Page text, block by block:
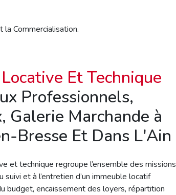
Commercialisation.
Locative Et Technique
Professionnels,
Galerie Marchande à
Bresse Et Dans L'Ain
et technique regroupe l’ensemble des missions
suivi et à l’entretien d’un immeuble locatif
budget, encaissement des loyers, répartition